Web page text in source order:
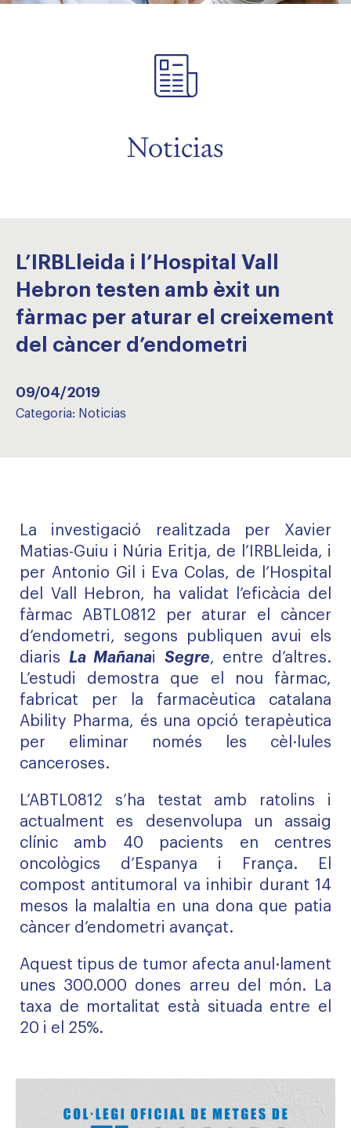
Noticias
L’IRBLleida i l’Hospital Vall
Hebron testen amb èxit un
fàrmac per aturar el creixement
del càncer d’endometri
09/04/2019
Categoria: Noticias
La investigació realitzada per Xavier
Matias-Guiu i Núria Eritja, de l’IRBLleida, i
per Antonio Gil i Eva Colas, de l’Hospital
del Vall Hebron, ha validat l’eficàcia del
fàrmac ABTL0812 per aturar el càncer
d’endometri, segons publiquen avui els
diaris La Mañanai Segre, entre d’altres.
L’estudi demostra que el nou fàrmac,
fabricat per la farmacèutica catalana
Ability Pharma, és una opció terapèutica
per eliminar només les cèl·lules
canceroses.
L’ABTL0812 s’ha testat amb ratolins i
actualment es desenvolupa un assaig
clínic amb 40 pacients en centres
oncològics d’Espanya i França. El
compost antitumoral va inhibir durant 14
mesos la malaltia en una dona que patia
càncer d’endometri avançat.
Aquest tipus de tumor afecta anul·lament
unes 300.000 dones arreu del món. La
taxa de mortalitat està situada entre el
20 i el 25%.